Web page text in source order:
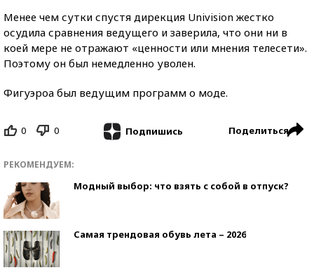
Менее чем сутки спустя дирекция Univision жестко
осудила сравнения ведущего и заверила, что они ни в
коей мере не отражают «ценности или мнения телесети».
Поэтому он был немедленно уволен.
Фигуэроа был ведущим программ о моде.
0 0 Подпишись Поделиться
РЕКОМЕНДУЕМ:
Модный выбор: что взять с собой в отпуск?
Самая трендовая обувь лета – 2026